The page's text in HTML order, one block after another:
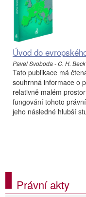
Úvod do
Pavel Svoboda - C. H. Beck
Tato publikace má
souhrnná informace o
relativně malém
fungování tohoto
jeho následné hlubší
Právní akty